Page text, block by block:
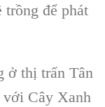
trồng để phát
ở thị trấn Tân
với Cây Xanh